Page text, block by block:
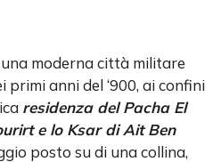
una moderna città militare
anni del ‘900, ai confini
residenza del Pacha El
e lo Ksar di Ait Ben
posto su di una collina,